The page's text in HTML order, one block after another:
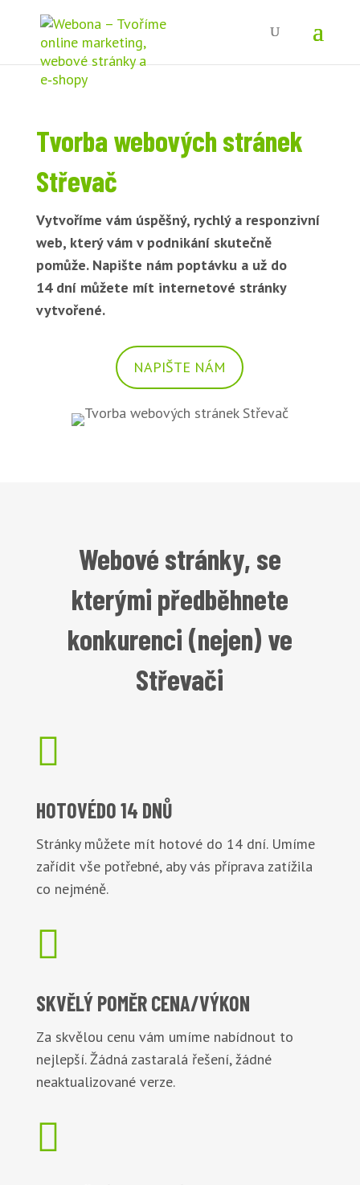
Tvorba webových stránek
Střevač
Vytvoříme vám úspěšný, rychlý a responzivní
web, který vám v podnikání skutečně
pomůže. Napište nám poptávku a už do
14 dní můžete mít internetové stránky
vytvořené.
NAPIŠTE NÁM
Webové stránky, se
kterými předběhnete
konkurenci (nejen) ve
Střevači

HOTOVÉDO 14 DNŮ
Stránky můžete mít hotové do 14 dní. Umíme
zařídit vše potřebné, aby vás příprava zatížila
co nejméně.

SKVĚLÝ POMĚRCENA/VÝKON
Za skvělou cenu vám umíme nabídnout to
nejlepší. Žádná zastaralá řešení, žádné
neaktualizované verze.
